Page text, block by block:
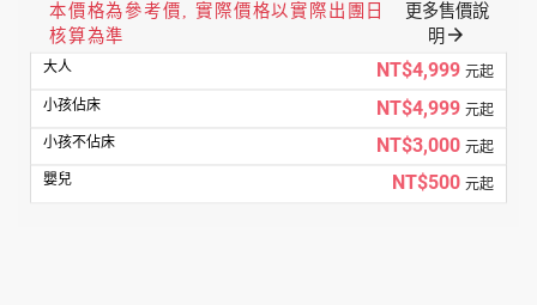
本價格為參考價, 實際價格以實際出團日
核算為準
更多售價說
明 arrow_forward
NT$4,999 元起
NT$4,999 元起
NT$3,000 元起
NT$500 元起